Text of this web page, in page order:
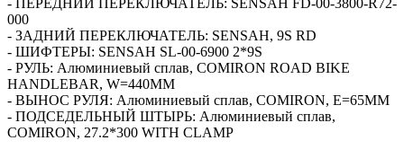
- ПЕРЕДНИЙ ПЕРЕКЛЮЧАТЕЛЬ: SENSAH FD-00-3800-R72-
000
- ЗАДНИЙ ПЕРЕКЛЮЧАТЕЛЬ: SENSAH, 9S RD
- ШИФТЕРЫ: SENSAH SL-00-6900 2*9S
- РУЛЬ: Алюминиевый сплав, COMIRON ROAD BIKE
HANDLEBAR, W=440MM
- ВЫНОС РУЛЯ: Алюминиевый сплав, COMIRON, E=65MM
- ПОДСЕДЕЛЬНЫЙ ШТЫРЬ: Алюминиевый сплав,
COMIRON, 27.2*300 WITH CLAMP